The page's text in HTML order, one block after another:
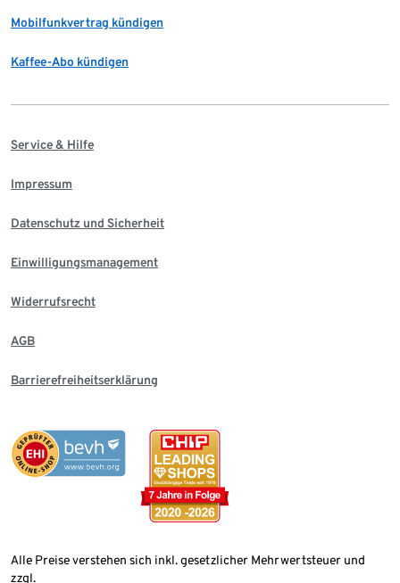
Mobilfunkvertrag kündigen
Kaffee-Abo kündigen
Service & Hilfe
Impressum
Datenschutz und Sicherheit
Einwilligungsmanagement
Widerrufsrecht
AGB
Barrierefreiheitserklärung
Alle Preise verstehen sich inkl. gesetzlicher Mehrwertsteuer und
zzgl.